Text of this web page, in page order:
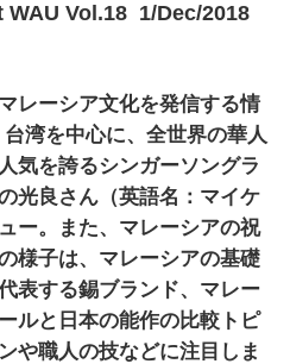
Vol.18 1/Dec/2018
レーシア文化を発信する情
湾を中心に、全世界の華人
気を誇るシンガーソングラ
光良さん（英語名：マイケ
ー。また、マレーシアの祝
様子は、マレーシアの基礎
表する錫ブランド、マレー
ルと日本の能作の比較トピ
や職人の技などに注目しま